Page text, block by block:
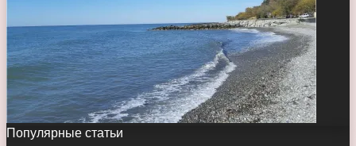
Популярные статьи